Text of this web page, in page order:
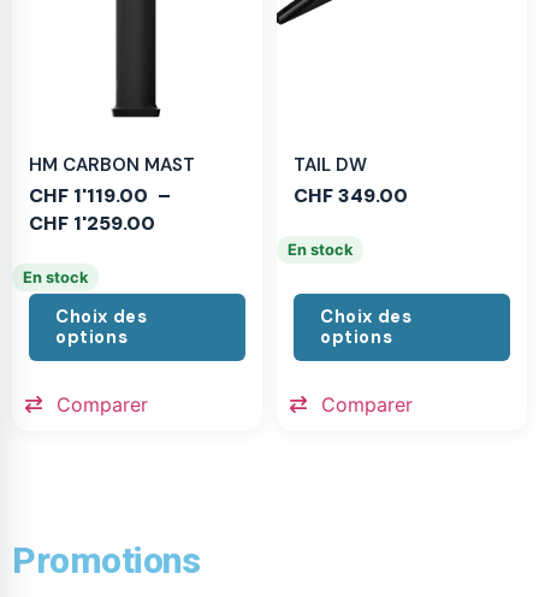
HM CARBON MAST
CHF 1'119.00 –
CHF 1'259.00
En stock
Choix des
options
Comparer
TAIL DW
CHF349.00
En stock
Choix des
options
Comparer
Promotions